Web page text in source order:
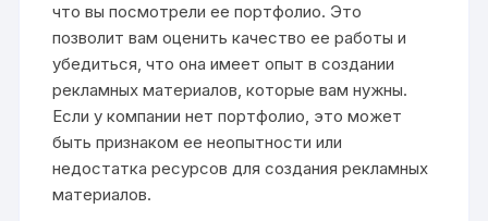
что вы посмотрели ее портфолио. Это
позволит вам оценить качество ее работы и
убедиться, что она имеет опыт в создании
рекламных материалов, которые вам нужны.
Если у компании нет портфолио, это может
быть признаком ее неопытности или
недостатка ресурсов для создания рекламных
материалов.